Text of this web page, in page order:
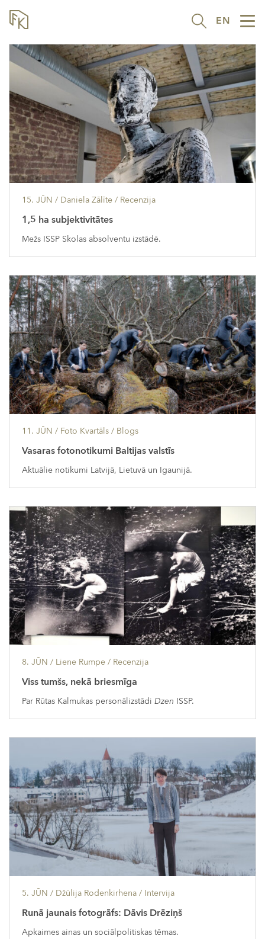
EN
15. JŪN / Daniela Zālīte / Recenzija
1,5 ha subjektivitātes
Mežs ISSP Skolas absolventu izstādē.
11. JŪN / Foto Kvartāls / Blogs
Vasaras fotonotikumi Baltijas valstīs
Aktuālie notikumi Latvijā, Lietuvā un Igaunijā.
8. JŪN / Liene Rumpe / Recenzija
Viss tumšs, nekā briesmīga
Par Rūtas Kalmukas personālizstādi Dzen ISSP.
5. JŪN / Džūlija Rodenkirhena / Intervija
Runā jaunais fotogrāfs: Dāvis Drēziņš
Apkaimes ainas un sociālpolitiskas tēmas.